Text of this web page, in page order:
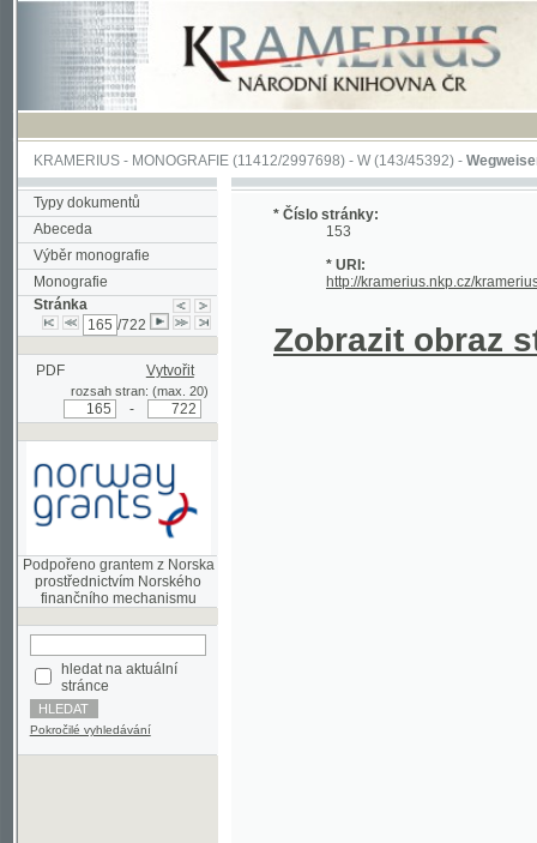
KRAMERIUS-MONOGRAFIE(11412/2997698) -W (143/45392)-Wegweiser durch
Typy dokumentů
Abeceda
Výběr monografie
Monografie
Stránka
/722
PDF Vytvořit
rozsah stran: (max. 20)
Podpořeno grantem z Norska
prostřednictvím Norského
hledat na aktuální
stránce
Pokročilé vyhledávání
* Číslo stránky:
153
* URI:
http://kramerius.nkp.cz/kramerius/